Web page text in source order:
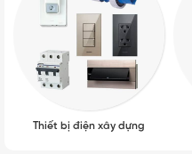
Thiết bị điện xây dựng